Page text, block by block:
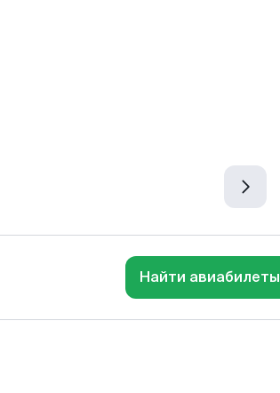
Найти авиабилеты